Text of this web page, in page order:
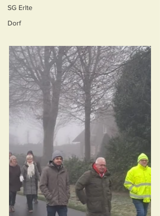
SG Erlte
Dorf